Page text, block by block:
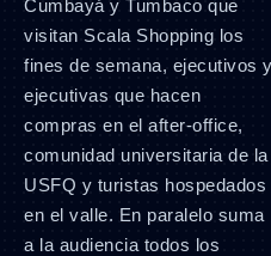
Cumbayá y Tumbaco que
visitan Scala Shopping los
fines de semana, ejecutivos y
ejecutivas que hacen
compras en el after-office,
comunidad universitaria de la
USFQ y turistas hospedados
en el valle. En paralelo suma
a la audiencia todos los